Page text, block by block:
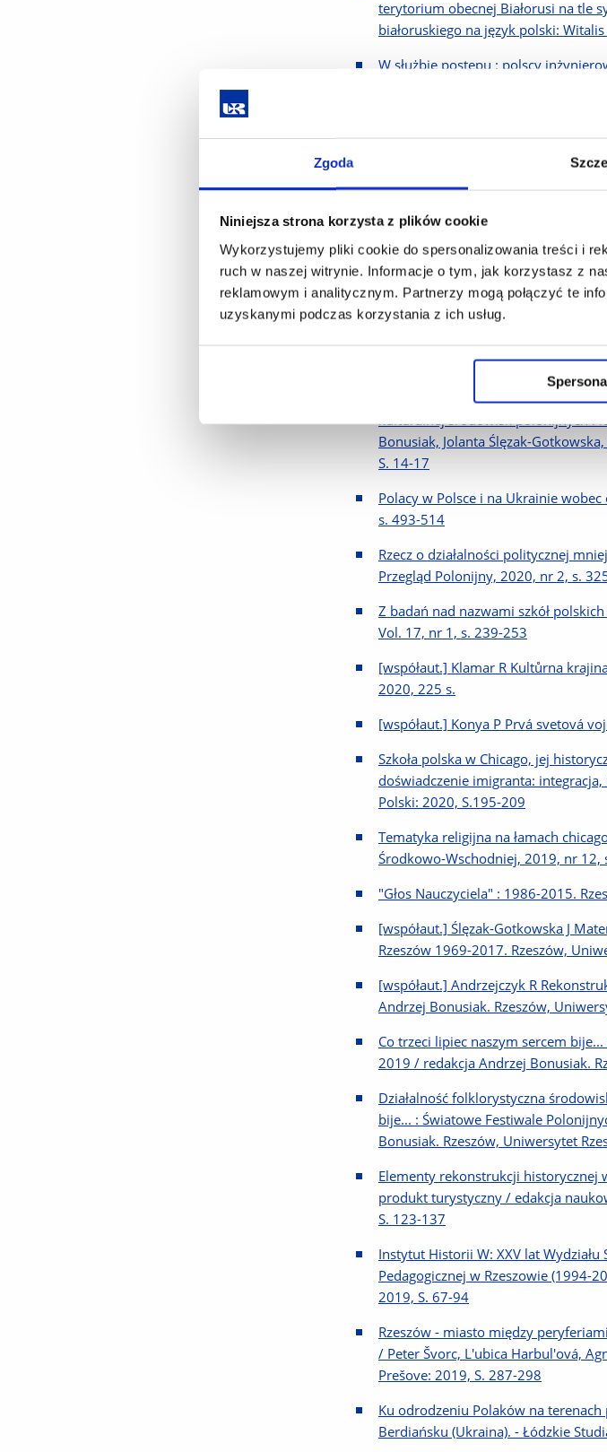
Zgoda
Niniejsza strona korzysta z plików cookie
Wykorzystujemy pliki cookie do spersonalizowania treści i
ruch w naszej witrynie. Informacje o tym, jak korzystasz z
reklamowym i analitycznym. Partnerzy mogą połączyć te
uzyskanymi podczas korzystania z ich usług.
terytorium obecnej Białorusi na tle
białoruskiego na język polski:
W służbie postępu : polscy
dokonania w sferze gospodarczej i
[współaut.] Ślęzak-Gotkowska J,
kulturalnej środowisk polonijnych -
Bonusiak, Jolanta Ślęzak-
Mniejszość polska na Ukrainie w
2022, 153 s.
Mniejszość polska we
struktury społeczne w
45-lecia pracy naukowej / redakcja
Kulturowym Europy: 2022, S. 506-
Rzecz o kulturze polsko-polonijnej
kulturalnej środowisk polonijnych :
Bonusiak, Jolanta Ślęzak-
S. 14-17
Polacy w Polsce i na Ukrainie
s. 493-514
Rzecz o działalności politycznej
Przegląd Polonijny, 2020, nr 2, s.
Z badań nad nazwami szkół
Vol. 17, nr 1, s. 239-253
[współaut.] Klamar R Kultůrna
2020, 225 s.
[współaut.] Konya P Prvá svetová
Szkoła polska w Chicago, jej
doświadczenie imigranta:
Polski: 2020, S.195-209
Tematyka religijna na łamach
Środkowo-Wschodniej, 2019, nr 12,
"Głos Nauczyciela" : 1986-2015.
[współaut.] Ślęzak-Gotkowska J
Rzeszów 1969-2017. Rzeszów,
[współaut.] Andrzejczyk R
Andrzej Bonusiak. Rzeszów,
Co trzeci lipiec naszym sercem
2019 / redakcja Andrzej Bonusiak.
Działalność folklorystyczna
bije... : Światowe Festiwale
Bonusiak. Rzeszów, Uniwersytet
Elementy rekonstrukcji historycznej
produkt turystyczny / edakcja
S. 123-137
Instytut Historii W: XXV lat
Pedagogicznej w Rzeszowie (1994-
2019, S. 67-94
Rzeszów - miasto między
/ Peter Švorc, L'ubica Harbul'ová,
Prešove: 2019, S. 287-298
Ku odrodzeniu Polaków na
Berdiańsku (Ukraina). - Łódzkie